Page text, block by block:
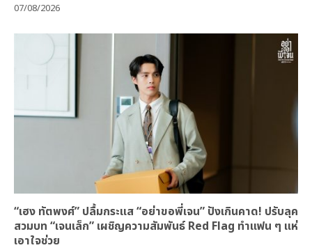
07/08/2026
“เฮง ทัตพงศ์” ปลื้มกระแส “อย่าขอพี่เจน” ปังเกินคาด! ปรับลุค
สวมบท “เจนเล็ก” เผชิญความสัมพันธ์ Red Flag ทำแฟน ๆ แห่
เอาใจช่วย